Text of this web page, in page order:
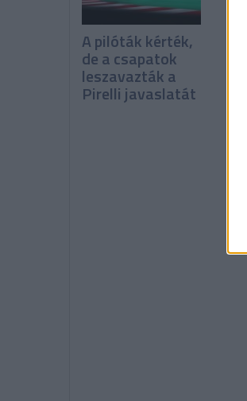
A pilóták kérték,
de a csapatok
leszavazták a
Pirelli javaslatát